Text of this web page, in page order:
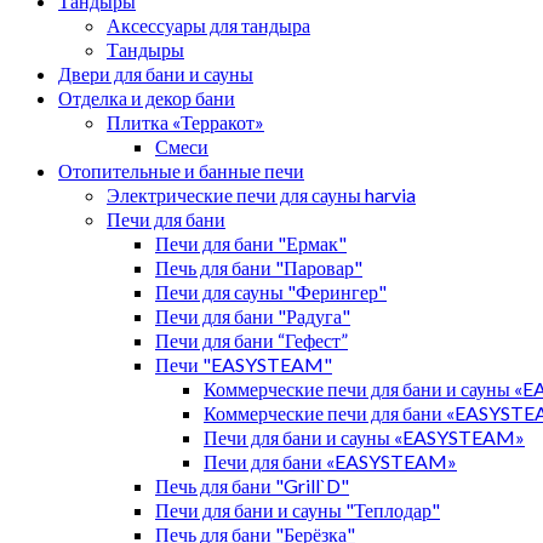
Аксессуары для тандыра
Тандыры
Двери для бани и сауны
Отделка и декор бани
Плитка «Терракот»
Смеси
Отопительные и банные печи
Электрические печи для сауны harvia
Печи для бани
Печи для бани "Ермак"
Печь для бани "Паровар"
Печи для сауны "Ферингер"
Печи для бани "Радуга"
Печи для бани “Гефест”
Печи "EASYSTEAM"
Коммерческие печи для бани и сауны
Коммерческие печи для бани
Печи для бани и сауны «EASYSTEAM»
Печи для бани «EASYSTEAM»
Печь для бани "Grill`D"
Печи для бани и сауны "Теплодар"
Печь для бани "Берёзка"